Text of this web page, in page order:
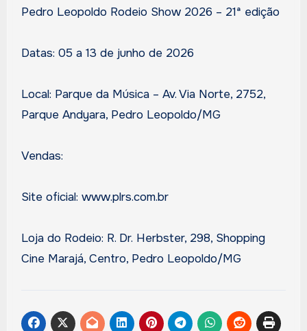
Pedro Leopoldo Rodeio Show 2026 – 21ª edição
Datas: 05 a 13 de junho de 2026
Local: Parque da Música – Av. Via Norte, 2752,
Parque Andyara, Pedro Leopoldo/MG
Vendas:
Site oficial: www.plrs.com.br
Loja do Rodeio: R. Dr. Herbster, 298, Shopping
Cine Marajá, Centro, Pedro Leopoldo/MG